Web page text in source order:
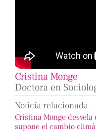
Cristina Monge
Doctora en
Noticia relacionada
Cristina Monge
supone el cambio